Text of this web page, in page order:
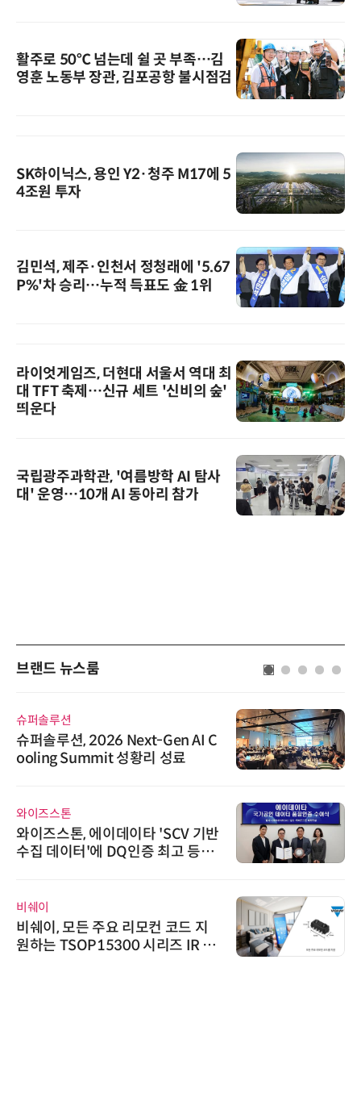
활주로 50℃ 넘는데 쉴 곳 부족…김
영훈 노동부 장관, 김포공항 불시점검
SK하이닉스, 용인 Y2·청주 M17에 5
4조원 투자
김민석, 제주·인천서 정청래에 '5.67
P%'차 승리…누적 득표도 金 1위
라이엇게임즈, 더현대 서울서 역대 최
대 TFT 축제…신규 세트 '신비의 숲'
띄운다
국립광주과학관, '여름방학 AI 탐사
대' 운영…10개 AI 동아리 참가
브랜드 뉴스룸
슈퍼솔루션
슈퍼솔루션, 2026 Next-Gen AI C
ooling Summit 성황리 성료
와이즈스톤
와이즈스톤, 에이데이타 'SCV 기반
수집 데이터'에 DQ인증 최고 등급
비쉐이
비쉐이, 모든 주요 리모컨 코드 지
원하는 TSOP15300 시리즈 IR 수